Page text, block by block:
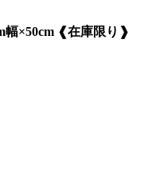
×50cm ❰在庫限り❱